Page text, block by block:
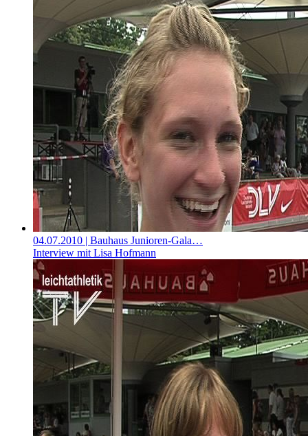
04.07.2010 | Bauhaus Junioren-Gala…
Interview mit Lisa Hofmann